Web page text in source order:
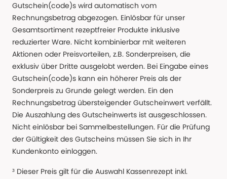
Gutschein(code)s wird automatisch vom
Rechnungsbetrag abgezogen. Einlösbar für unser
Gesamtsortiment rezeptfreier Produkte inklusive
reduzierter Ware. Nicht kombinierbar mit weiteren
Aktionen oder Preisvorteilen, z.B. Sonderpreisen, die
exklusiv über Dritte ausgelobt werden. Bei Eingabe eines
Gutschein(code)s kann ein höherer Preis als der
Sonderpreis zu Grunde gelegt werden. Ein den
Rechnungsbetrag übersteigender Gutscheinwert verfällt.
Die Auszahlung des Gutscheinwerts ist ausgeschlossen.
Nicht einlösbar bei Sammelbestellungen. Für die Prüfung
der Gültigkeit des Gutscheins müssen Sie sich in Ihr
Kundenkonto einloggen.
³ Dieser Preis gilt für die Auswahl Kassenrezept inkl.